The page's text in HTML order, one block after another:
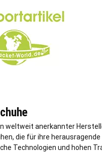
weltweit anerkannter
die für ihre
Technologien und hohen